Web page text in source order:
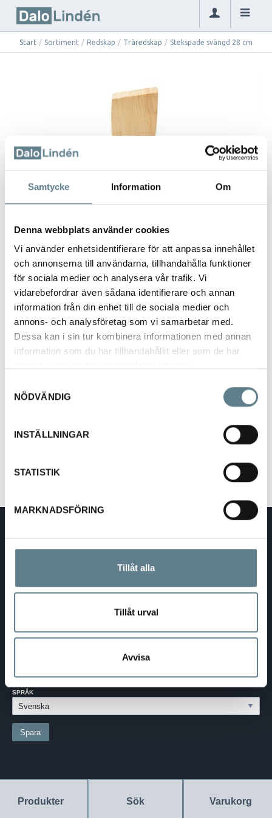
Samtycke Information Om
Denna webbplats använder cookies
Vi använder enhetsidentifierare för att anpassa innehållet
och annonserna till användarna, tillhandahålla funktioner
för sociala medier och analysera vår trafik. Vi
vidarebefordrar även sådana identifierare och annan
information från din enhet till de sociala medier och
annons- och analysföretag som vi samarbetar med.
Dessa kan i sin tur kombinera informationen med annan
information som du har tillhandahållit eller som de har
NÖDVÄNDIG
INSTÄLLNINGAR
STATISTIK
MARKNADSFÖRING
Tillåt alla
Tillåt urval
Avvisa
Produkter Sök Varukorg
Start / Sortiment / Redskap / Träredskap / Stekspade svängd 28 cm
Stekspade svängd 28 cm
Stekspade av bok, svängd.
Org.nr: 556526-6599
SVERIGE - SEK
SVERIGE
SPRÅK